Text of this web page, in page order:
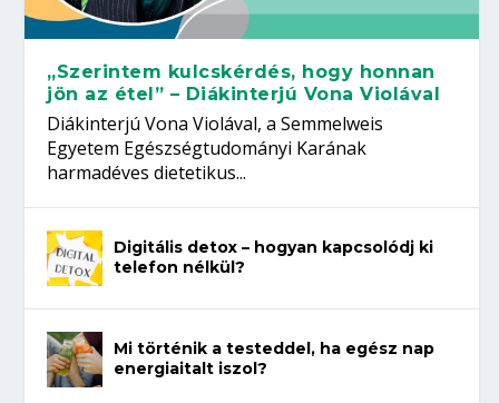
„Szerintem kulcskérdés, hogy honnan
jön az étel” – Diákinterjú Vona Violával
Diákinterjú Vona Violával, a Semmelweis
Egyetem Egészségtudományi Karának
harmadéves dietetikus...
Digitális detox – hogyan kapcsolódj ki
telefon nélkül?
Mi történik a testeddel, ha egész nap
energiaitalt iszol?